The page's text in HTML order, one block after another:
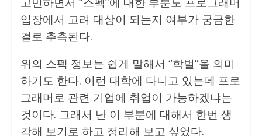
입장에서 고려 대상이 되는지 여부가 궁금한
걸로 추측된다.
위의 스펙 정보는 쉽게 말해서 “학벌”을 의미
하기도 한다. 이런 대학에 다니고 있는데 프로
그래머로 관련 기업에 취업이 가능하겠냐는
것이다. 그래서 난 이 부분에 대해서 한번 생
각해 보기로 하고 정리해 보고 싶었다.